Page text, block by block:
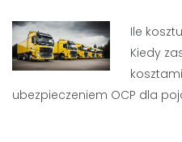
Ile
Kiedy
ubezpieczeniem OCP dla